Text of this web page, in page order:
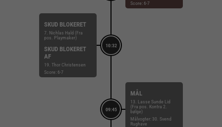
Score: 6-7
10:32
SKUD BLOKERET
7. Nichlas Hald (Fra
pos. Playmaker)
SKUD BLOKERET
AF
19. Thor Christensen
Score: 6-7
09:45
MÅL
13. Lasse Sunde Lid
(Fra pos. Kontra 2.
bølge)
Målvogter: 30. Svend
Rughave